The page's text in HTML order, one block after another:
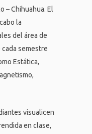
– Chihuahua. El
la
del área de
cada semestre
Estática,
visualicen
en clase,